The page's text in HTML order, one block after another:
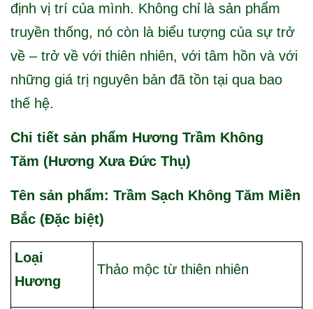
định vị trí của mình. Không chỉ là sản phẩm
truyền thống, nó còn là biểu tượng của sự trở
về – trở về với thiên nhiên, với tâm hồn và với
những giá trị nguyên bản đã tồn tại qua bao
thế hệ.
Chi tiết sản phẩm Hương Trầm Không
Tăm (Hương Xưa Đức Thụ)
Tên sản phẩm: Trầm Sạch Không Tăm Miền
Bắc (Đặc biệt)
Loại
Hương
Thảo mộc từ thiên nhiên